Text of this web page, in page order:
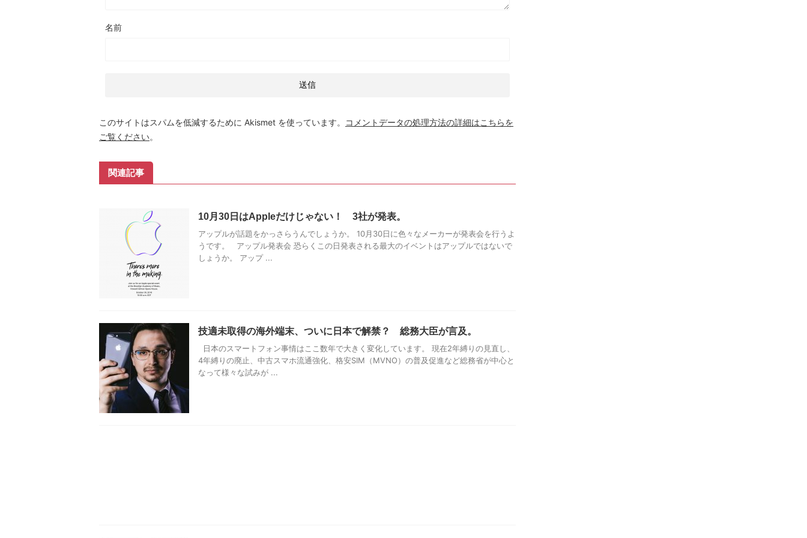
名前
このサイトはスパムを低減するために Akismet を使っています。
コメントデータの処理方法の詳細はこちらを
ご覧ください。
関連記事
10月30日はAppleだけじゃない！ 3社が発表。
アップルが話題をかっさらうんでしょうか。 10月30日に色々なメーカーが発表会を行うよ
うです。 アップル発表会 恐らくこの日発表される最大のイベントはアップルではないで
しょうか。 アップ ...
技適未取得の海外端末、ついに日本で解禁？ 総務大臣が言及。
日本のスマートフォン事情はここ数年で大きく変化しています。 現在2年縛りの見直し、
4年縛りの廃止、中古スマホ流通強化、格安SIM（MVNO）の普及促進など総務省が中心と
なって様々な試みが ...